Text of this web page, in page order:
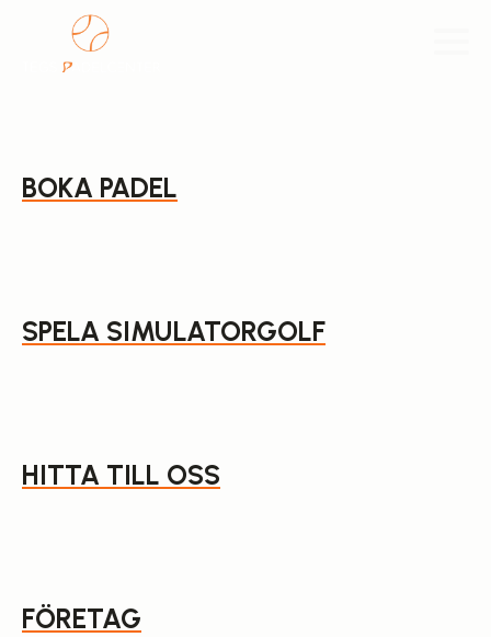
BOKA PADEL
SPELA SIMULATORGOLF
HITTA TILL OSS
FÖRETAG